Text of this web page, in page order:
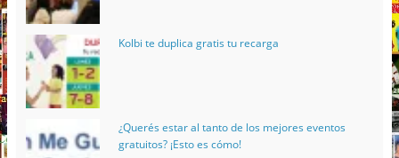
Kolbi te duplica gratis tu recarga
¿Querés estar al tanto de los mejores eventos
gratuitos? ¡Esto es cómo!